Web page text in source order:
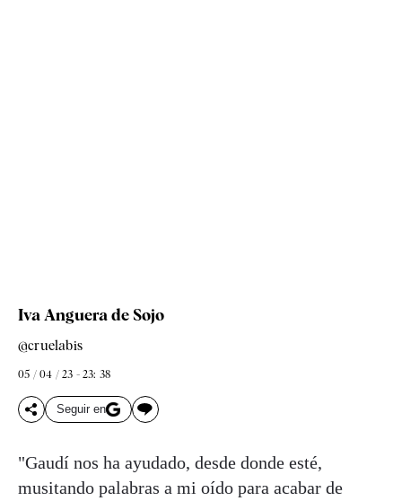
Iva Anguera de Sojo
@cruelabis
05 / 04 / 23 - 23: 38
Seguir en
"Gaudí nos ha ayudado, desde donde esté,
musitando palabras a mi oído para acabar de